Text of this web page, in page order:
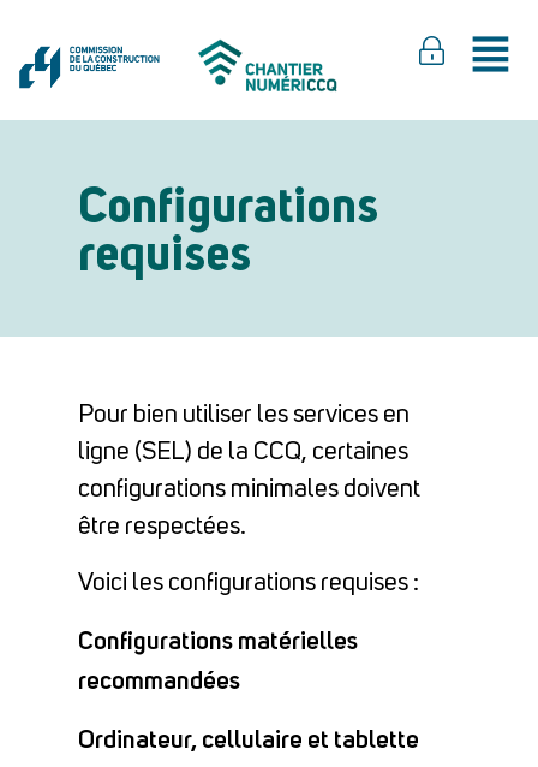
Configurations
requises
Pour bien utiliser les services en
ligne (SEL) de la CCQ, certaines
configurations minimales doivent
être respectées.
Voici les configurations requises :
Configurations matérielles
recommandées
Ordinateur, cellulaire et tablette